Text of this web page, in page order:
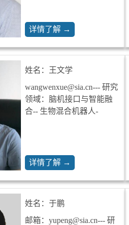
详情了解 →
姓名：王文学
wangwenxue@sia.cn--- 研究
领域：脑机接口与智能融
合-- 生物混合机器人-
详情了解 →
姓名：于鹏
邮箱：yupeng@sia.cn--- 研